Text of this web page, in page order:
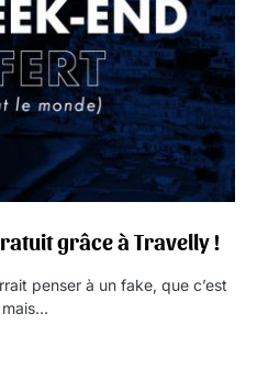
grâce à Travelly !
penser à un fake, que c’est